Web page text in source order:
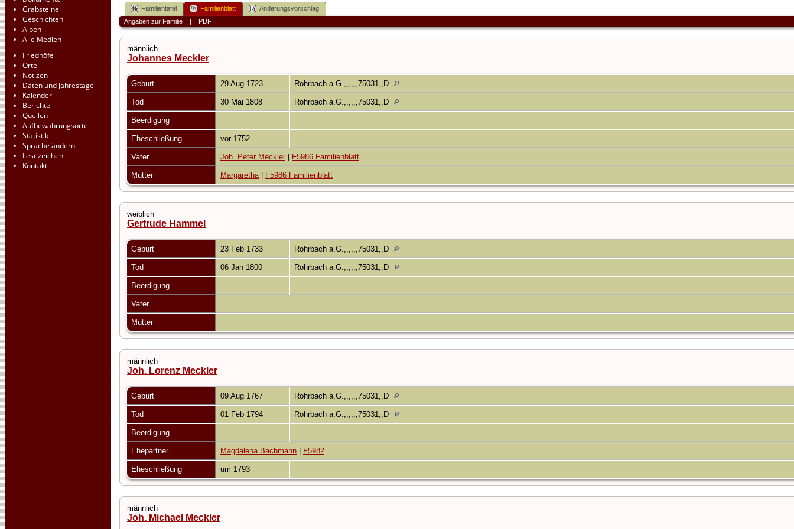
Grabsteine
Geschichten
Alben
Alle Medien
Friedhöfe
Orte
Notizen
Daten und Jahrestage
Kalender
Berichte
Quellen
Aufbewahrungsorte
Statistik
Sprache ändern
Lesezeichen
Kontakt
Familientafel Familienblatt
Änderungsvorschlag
Angaben zur Familie| PDF
männlich
Johannes Meckler
Geburt 29 Aug 1723 Rohrbach a.G.,,,,,,75031,,D
Tod 30 Mai 1808 Rohrbach a.G.,,,,,,75031,,D
Beerdigung
Eheschließung vor 1752
Vater Joh. Peter Meckler F5986 Familienblatt
Mutter Margaretha| F5986 Familienblatt
weiblich
Gertrude Hammel
Geburt 23 Feb 1733 Rohrbach a.G.,,,,,,75031,,D
Tod 06 Jan 1800 Rohrbach a.G.,,,,,,75031,,D
Beerdigung
Vater
Mutter
männlich
Joh. Lorenz Meckler
Geburt 09 Aug 1767 Rohrbach a.G.,,,,,,75031,,D
Tod 01 Feb 1794 Rohrbach a.G.,,,,,,75031,,D
Beerdigung
Ehepartner Magdalena Bachmann F5982
Eheschließung um 1793
männlich
Joh. Michael Meckler